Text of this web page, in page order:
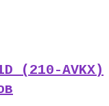
(210-AVKX)